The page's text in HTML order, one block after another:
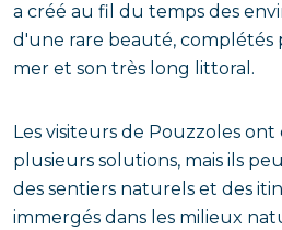
a créé au fil du temps des
d'une rare beauté, complétés
mer et son très long littoral.
Les visiteurs de Pouzzoles
plusieurs solutions, mais ils
des sentiers naturels et des
immergés dans les milieux